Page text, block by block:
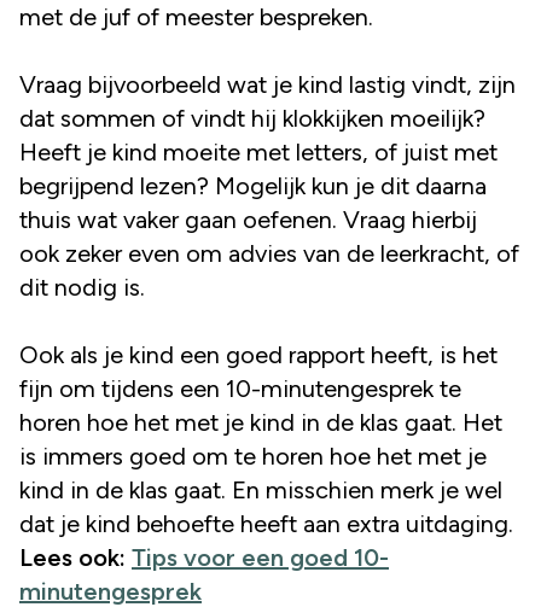
met de juf of meester bespreken.
Vraag bijvoorbeeld wat je kind lastig vindt, zijn
dat sommen of vindt hij klokkijken moeilijk?
Heeft je kind moeite met letters, of juist met
begrijpend lezen? Mogelijk kun je dit daarna
thuis wat vaker gaan oefenen. Vraag hierbij
ook zeker even om advies van de leerkracht, of
dit nodig is.
Ook als je kind een goed rapport heeft, is het
fijn om tijdens een 10-minutengesprek te
horen hoe het met je kind in de klas gaat. Het
is immers goed om te horen hoe het met je
kind in de klas gaat. En misschien merk je wel
dat je kind behoefte heeft aan extra uitdaging.
Lees ook: Tips voor een goed 10-
minutengesprek